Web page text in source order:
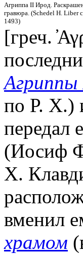
Агриппа II Ирод.
гравюра. (Schedel H. Liber
1493)
[греч.
по Р. Х.)
передал
(Иосиф
Х.
вменил
храмом